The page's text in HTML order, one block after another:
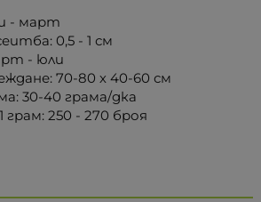
- март
0,5 - 1 см
- юли
70-80 х 40-60 см
30-40 грама/дка
грам: 250 - 270 броя